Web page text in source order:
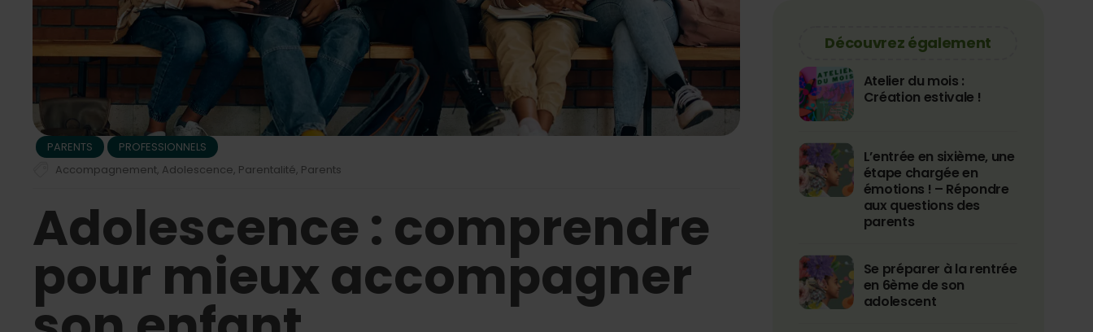
PARENTS
PROFESSIONNELS
Accompagnement, Adolescence, Parentalité, Parents
Adolescence : comprendre
pour mieux accompagner
Découvrez également
Atelier du mois :
Création estivale !
L’entrée en sixième, une
étape chargée en
émotions ! – Répondre
aux questions des
parents
Se préparer à la rentrée
en 6ème de son
adolescent